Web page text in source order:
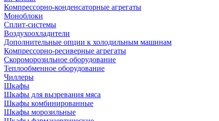
Компрессорно-конденсаторные агрегаты
Моноблоки
Сплит-системы
Воздухоохладители
Дополнительные опции к холодильным машинам
Компрессорно-ресиверные агрегаты
Скороморозильное оборудование
Теплообменное оборудование
Чиллеры
Шкафы
Шкафы для вызревания мяса
Шкафы комбинированные
Шкафы морозильные